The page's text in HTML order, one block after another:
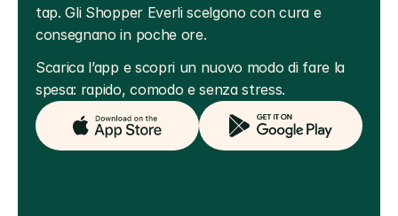
tap. Gli Shopper Everli scelgono con cura e
consegnano in poche ore.
Scarica l’app e scopri un nuovo modo di fare la
spesa: rapido, comodo e senza stress.